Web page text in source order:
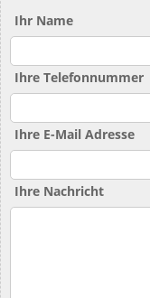
Ihr Name
Ihre Telefonnummer
Ihre E-Mail Adresse
Ihre Nachricht